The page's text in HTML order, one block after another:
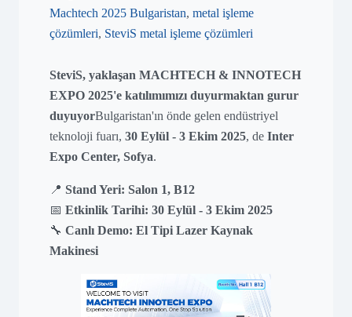
Machtech 2025 Bulgaristan,metal işleme
çözümleri, SteviS metal işleme çözümleri
SteviS, yaklaşan MACHTECH & INNOTECH
EXPO 2025'e katılımımızı duyurmaktan gurur
duyuyorBulgaristan'ın önde gelen endüstriyel
teknoloji fuarı,30 Eylül - 3 Ekim 2025, deInter
Expo Center, Sofya.
📍Stand Yeri: Salon 1, B12
📅Etkinlik Tarihi: 30 Eylül - 3 Ekim 2025
🔧Canlı Demo: El Tipi Lazer Kaynak
Makinesi